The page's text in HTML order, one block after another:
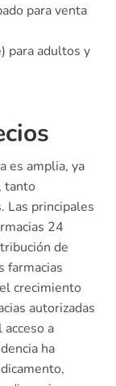
para venta
para adultos y
es amplia, ya
tanto
Las principales
24
de
farmacias
crecimiento
autorizadas
a
ha